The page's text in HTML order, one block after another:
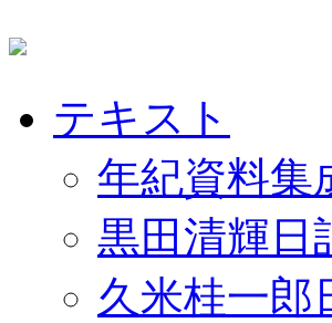
テキスト
年紀資料集
黒田清輝日
久米桂一郎